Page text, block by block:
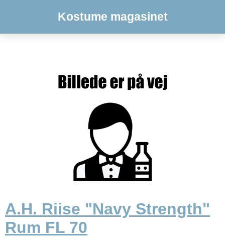
Kostume magasinet
A.H. Riise "Navy Strength"
Rum FL 70